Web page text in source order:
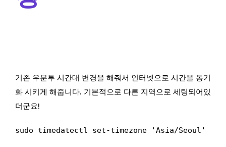
기존 우분투 시간대 변경을 해줘서 인터넷으로 시간을 동기
화 시키게 해줍니다. 기본적으로 다른 지역으로 세팅되어있
더군요!
sudo timedatectl set-timezone 'Asia/Seoul'